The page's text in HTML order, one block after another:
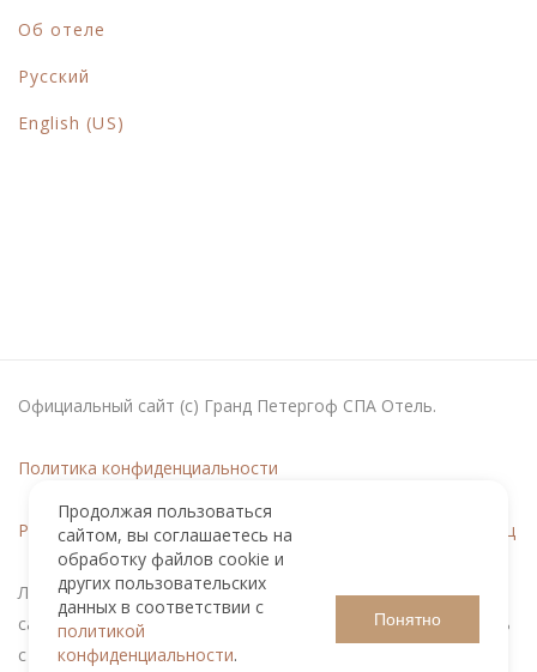
Об отеле
Русский
English (US)
Официальный сайт (с) Гранд Петергоф СПА Отель.
Политика конфиденциальности
Реестровая запись в Перечне квалифицированных гостиниц
Любое использование либо копирование материалов
сайта, элементов дизайна и оформления допускается лишь
с разрешения правообладателя.
Продолжая пользоваться
сайтом, вы соглашаетесь на
обработку файлов cookie и
других пользовательских
данных в соответствии с
политикой
конфиденциальности.
Понятно